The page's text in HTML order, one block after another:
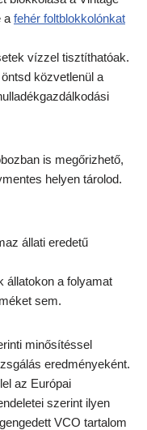
a fehér foltblokkolónkat
vízzel tisztíthatóak.
közvetlenül a
is megőrizhető,
helyen tárolod.
állati eredetű
állatokon a folyamat
sem.
minősítéssel
eredményeként.
az Európai
szerint ilyen
VCO tartalom